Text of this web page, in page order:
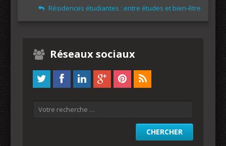
Résidences étudiantes : entre études et bien-être
Réseaux sociaux